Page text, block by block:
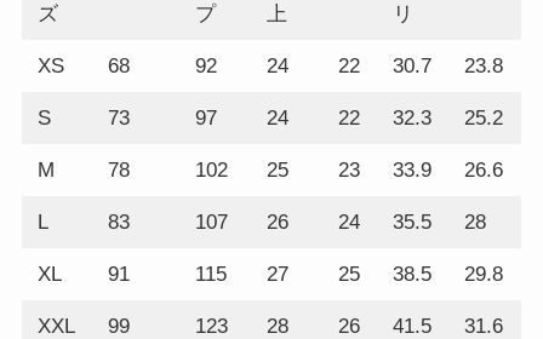
ズ
プ
上
リ
XS 68 92 24 22 30.7 23.8
S 73 97 24 22 32.3 25.2
M 78 102 25 23 33.9 26.6
L 83 107 26 24 35.5 28
XL 91 115 27 25 38.5 29.8
XXL 99 123 28 26 41.5 31.6